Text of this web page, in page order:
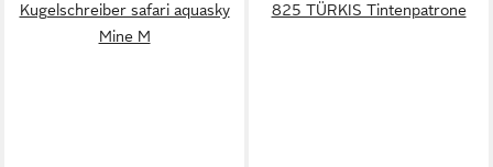
Kugelschreiber safari aquasky
Mine M
825 TÜRKIS Tintenpatrone